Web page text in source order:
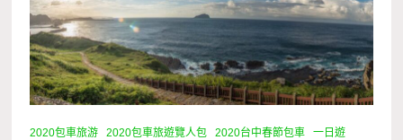
2020包車旅游 2020包車旅遊覽人包 2020台中春節包車
一日遊